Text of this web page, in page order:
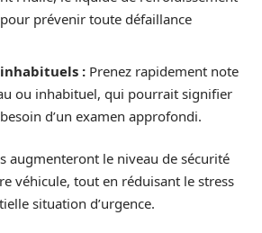
prévenir toute défaillance
: Prenez rapidement note
ou inhabituel, qui pourrait signifier
d’un examen approfondi.
augmenteront le niveau de sécurité
véhicule, tout en réduisant le stress
situation d’urgence.